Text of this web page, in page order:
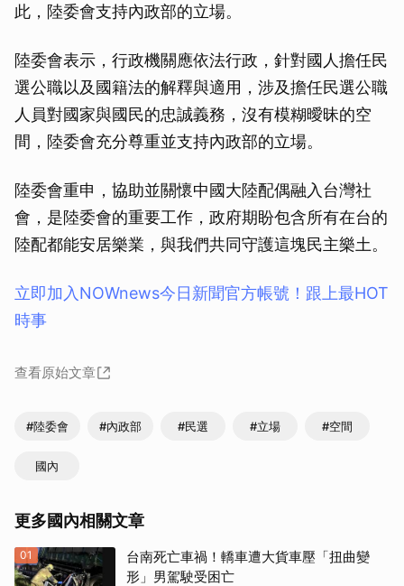
此，陸委會支持內政部的立場。
陸委會表示，行政機關應依法行政，針對國人擔任民
選公職以及國籍法的解釋與適用，涉及擔任民選公職
人員對國家與國民的忠誠義務，沒有模糊曖昧的空
間，陸委會充分尊重並支持內政部的立場。
陸委會重申，協助並關懷中國大陸配偶融入台灣社
會，是陸委會的重要工作，政府期盼包含所有在台的
陸配都能安居樂業，與我們共同守護這塊民主樂土。
立即加入NOWnews今⽇新聞官⽅帳號！跟上最HOT
時事
查看原始文章
#陸委會 #內政部 #民選 #立場 #空間
國內
更多國內相關文章
01
台南死亡車禍！轎車遭大貨車壓「扭曲變
形」男駕駛受困亡